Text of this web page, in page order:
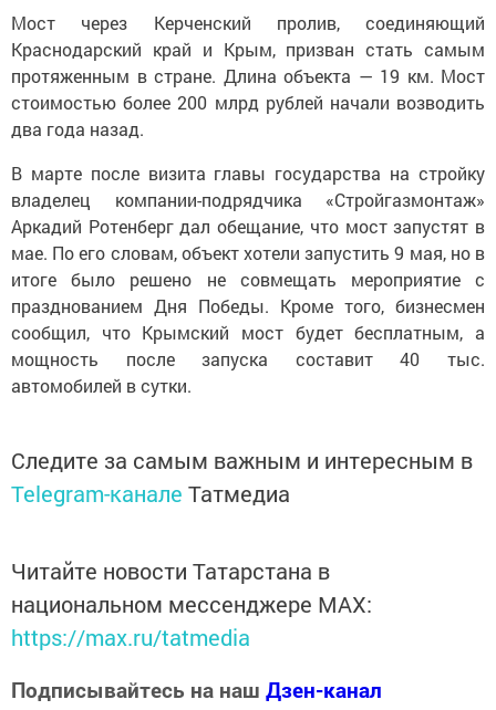
Мост через Керченский пролив, соединяющий
Краснодарский край и Крым, призван стать самым
протяженным в стране. Длина объекта — 19 км. Мост
стоимостью более 200 млрд рублей начали возводить
два года назад.
В марте после визита главы государства на стройку
владелец компании-подрядчика «Стройгазмонтаж»
Аркадий Ротенберг дал обещание, что мост запустят в
мае. По его словам, объект хотели запустить 9 мая, но в
итоге было решено не совмещать мероприятие с
празднованием Дня Победы. Кроме того, бизнесмен
сообщил, что Крымский мост будет бесплатным, а
мощность после запуска составит 40 тыс.
автомобилей в сутки.
Следите за самым важным и интересным в
Telegram-канале Татмедиа
Читайте новости Татарстана в
национальном мессенджере MАХ:
https://max.ru/tatmedia
Подписывайтесь на наш Дзен-канал